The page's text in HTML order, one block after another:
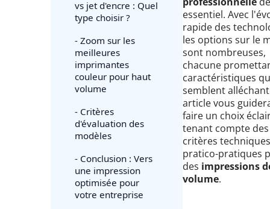
vs jet d'encre : Quel
type choisir ?
- Zoom sur les
meilleures
imprimantes
couleur pour haut
volume
- Critères
d'évaluation des
modèles
- Conclusion : Vers
une impression
optimisée pour
votre entreprise
essentiel. Avec
rapide des
les options sur le
sont nombreuses,
chacune
caractéristiques
semblent
article vous
faire un choix
tenant compte des
critères
pratico-pratiques
des impressions
volume.